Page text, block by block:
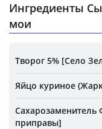
Ингредиенты
мои
Творог 5% [Село
Яйцо куриное
приправы]